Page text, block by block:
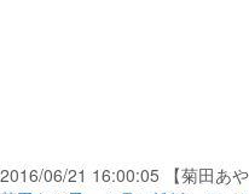
2016/06/21 16:00:05 【菊田あや